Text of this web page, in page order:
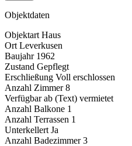
Objektdaten
Objektart Haus
Ort Leverkusen
Baujahr 1962
Zustand Gepflegt
Erschließung Voll erschlossen
Anzahl Zimmer 8
Verfügbar ab (Text) vermietet
Anzahl Balkone 1
Anzahl Terrassen 1
Unterkellert Ja
Anzahl Badezimmer 3